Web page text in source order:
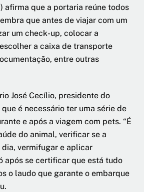
afirma que a portaria reúne todos
que antes de viajar com um
um check-up, colocar a
a caixa de transporte
entre outras
José Cecílio, presidente do
é necessário ter uma série de
e após a viagem com pets. “É
do animal, verificar se a
dia, vermifugar e aplicar
após se certificar que está tudo
o laudo que garante o embarque